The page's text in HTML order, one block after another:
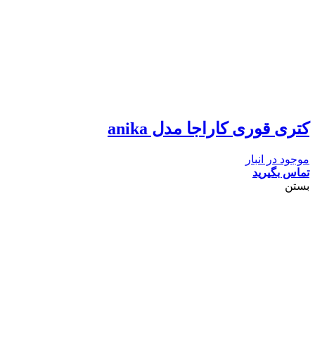
کتری قوری کاراجا مدل anika
موجود در انبار
تماس بگیرید
بستن